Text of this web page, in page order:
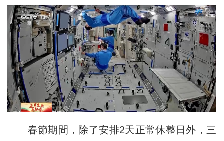
春節期間，除了安排2天正常休整日外，三